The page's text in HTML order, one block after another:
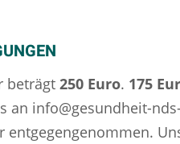
beträgt 250 Euro. 175
an info@gesundheit-
entgegengenommen.